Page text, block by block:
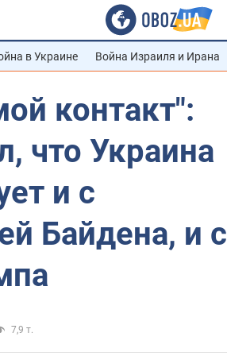
в Украине Война Израиля и Ирана
контакт":
что Украина
и с
Байдена, и с
7,9 т.